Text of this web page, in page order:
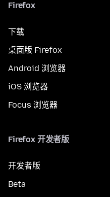
Firefox
下载
桌面版 Firefox
Android 浏览器
iOS 浏览器
Focus 浏览器
Firefox 开发者版
开发者版
Beta